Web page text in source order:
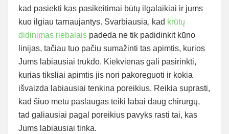
kad pasiekti kas pasikeitimai būtų ilgalaikiai ir jums
kuo ilgiau tarnaujantys. Svarbiausia, kad krūtų
didinimas riebalais padeda ne tik padidinkit kūno
linijas, tačiau tuo pačiu sumažinti tas apimtis, kurios
Jums labiausiai trukdo. Kiekvienas gali pasirinkti,
kurias tiksliai apimtis jis nori pakoreguoti ir kokia
išvaizda labiausiai tenkina poreikius. Reikia suprasti,
kad šiuo metu paslaugas teiki labai daug chirurgų,
tad galiausiai pagal poreikius pavyks rasti tai, kas
Jums labiausiai tinka.